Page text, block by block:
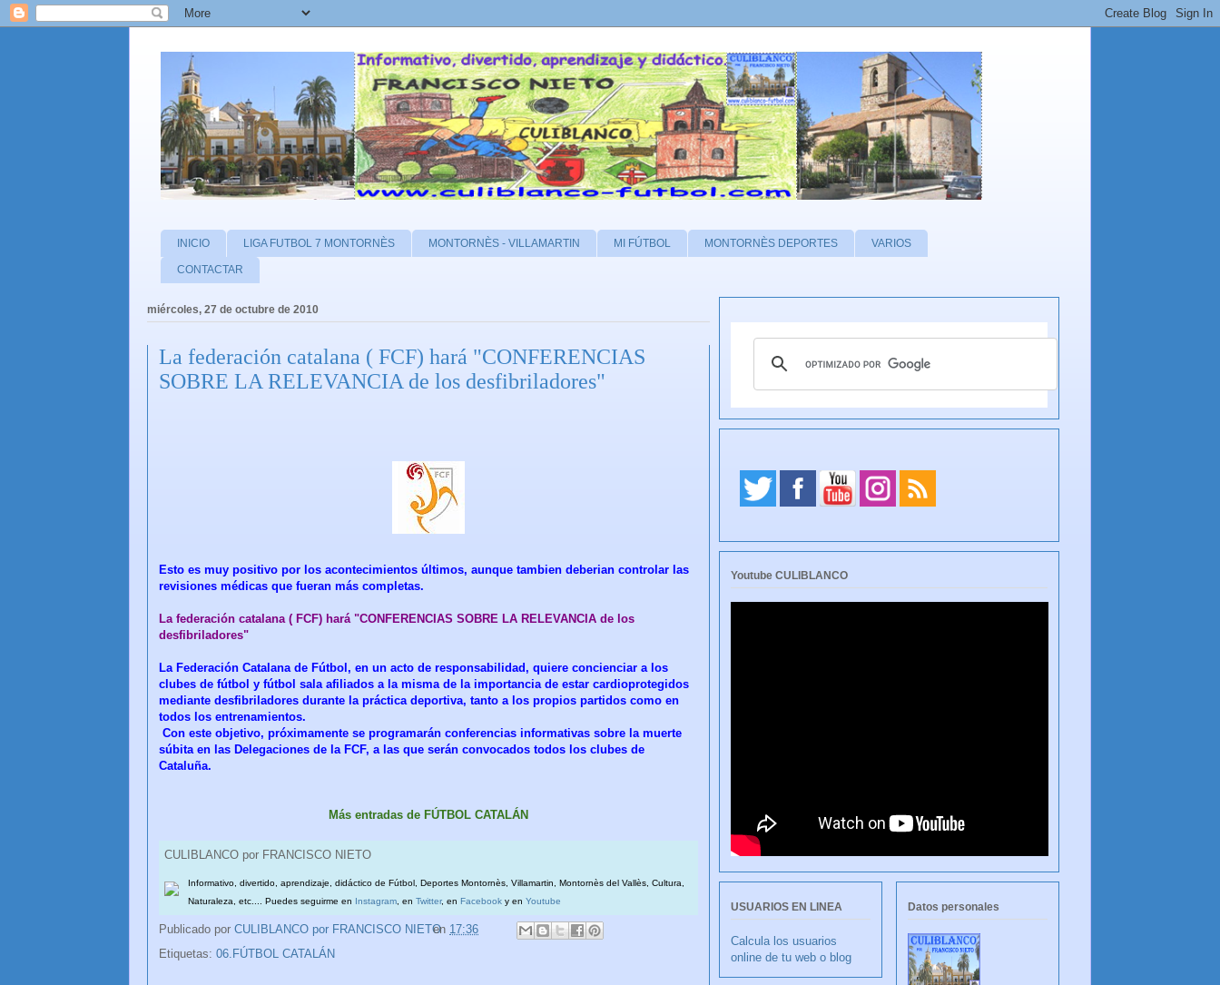
INICIO LIGA FUTBOL 7 MONTORNÈS MONTORNÈS - VILLAMARTIN MI FÚTBOL MONTORNÈS DEPORTES VARIOS
CONTACTAR
miércoles, 27 de octubre de 2010
La federación catalana ( FCF) hará "CONFERENCIAS
SOBRE LA RELEVANCIA de los desfibriladores"
Esto es muy positivo por los acontecimientos últimos, aunque tambien deberian controlar las
revisiones médicas que fueran más completas.
La federación catalana ( FCF) hará "CONFERENCIAS SOBRE LA RELEVANCIA de los
desfibriladores"
La Federación Catalana de Fútbol, en un acto de responsabilidad, quiere concienciar a los
clubes de fútbol y fútbol sala afiliados a la misma de la importancia de estar cardioprotegidos
mediante desfibriladores durante la práctica deportiva, tanto a los propios partidos como en
todos los entrenamientos.
Con este objetivo, próximamente se programarán conferencias informativas sobre la muerte
súbita en las Delegaciones de la FCF, a las que serán convocados todos los clubes de
Cataluña.
Más entradas de FÚTBOL CATALÁN
CULIBLANCO por FRANCISCO NIETO
Informativo, divertido, aprendizaje, didáctico de Fútbol, Deportes Montornès, Villamartin, Montornès del Vallès, Cultura,
Naturaleza, etc.... Puedes seguirme en
Instagram, en Twitter, en Facebook y en Youtube
Publicado por CULIBLANCO por FRANCISCO NIETO
en 17:36
Etiquetas: 06.FÚTBOL CATALÁN
Youtube CULIBLANCO
USUARIOS EN LINEA
Calcula los usuarios
online de tu web o blog
Datos personales